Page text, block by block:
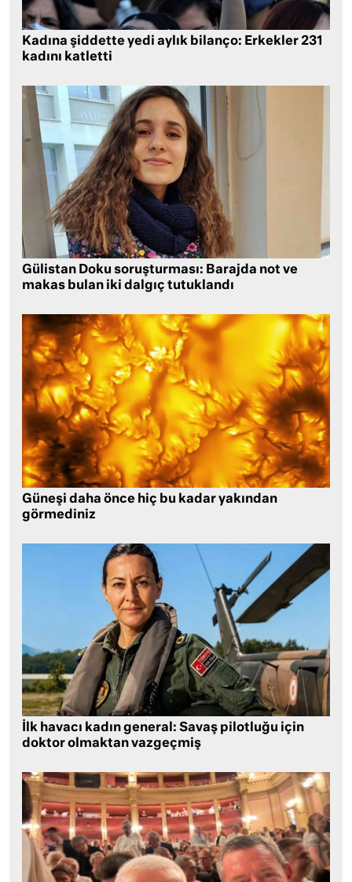
Kadına şiddette yedi aylık bilanço: Erkekler 231
kadını katletti
Gülistan Doku soruşturması: Barajda not ve
makas bulan iki dalgıç tutuklandı
Güneşi daha önce hiç bu kadar yakından
görmediniz
İlk havacı kadın general: Savaş pilotluğu için
doktor olmaktan vazgeçmiş